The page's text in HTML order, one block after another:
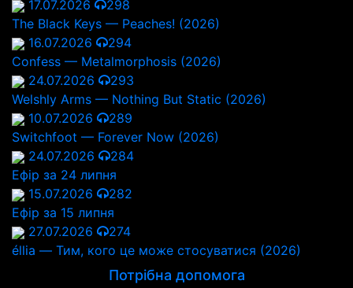
17.07.2026
298
The Black Keys — Peaches! (2026)
16.07.2026
294
Confess — Metalmorphosis (2026)
24.07.2026
293
Welshly Arms — Nothing But Static (2026)
10.07.2026
289
Switchfoot — Forever Now (2026)
24.07.2026
284
Ефір за 24 липня
15.07.2026
282
Ефір за 15 липня
27.07.2026
274
éllia — Тим, кого це може стосуватися (2026)
Потрібна допомога